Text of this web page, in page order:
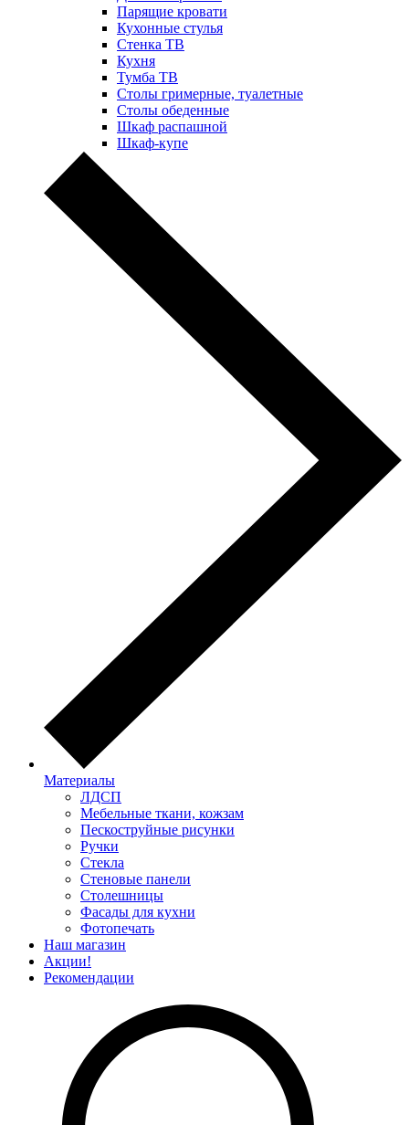
Парящие кровати
Кухонные стулья
Стенка ТВ
Кухня
Тумба ТВ
Столы гримерные, туалетные
Столы обеденные
Шкаф распашной
Шкаф-купе
Материалы
ЛДСП
Мебельные ткани, кожзам
Пескоструйные рисунки
Ручки
Стекла
Стеновые панели
Столешницы
Фасады для кухни
Фотопечать
Наш магазин
Акции!
Рекомендации